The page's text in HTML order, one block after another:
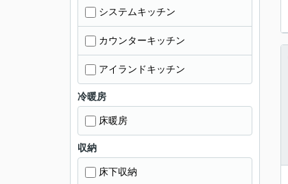
システムキッチン
カウンターキッチン
アイランドキッチン
冷暖房
床暖房
収納
床下収納